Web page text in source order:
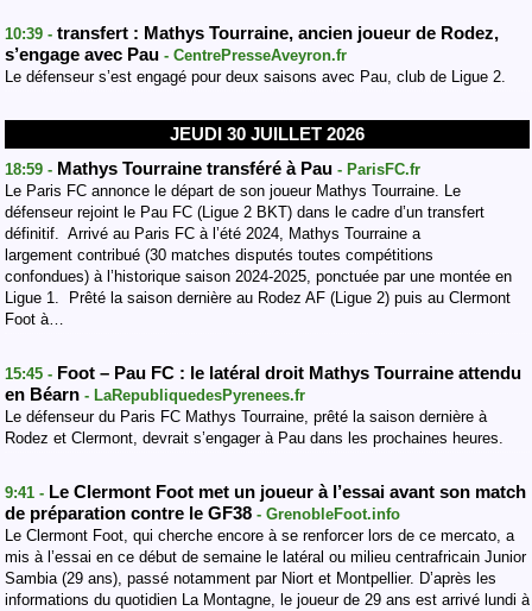
10:39 - transfert : Mathys Tourraine, ancien joueur de Rodez,
s’engage avec Pau - CentrePresseAveyron.fr
Le défenseur s’est engagé pour deux saisons avec Pau, club de Ligue 2.
JEUDI 30 JUILLET 2026
18:59 - Mathys Tourraine transféré à Pau - ParisFC.fr
Le Paris FC annonce le départ de son joueur Mathys Tourraine. Le
défenseur rejoint le Pau FC (Ligue 2 BKT) dans le cadre d’un transfert
définitif. Arrivé au Paris FC à l’été 2024, Mathys Tourraine a
largement contribué (30 matches disputés toutes compétitions
confondues) à l’historique saison 2024-2025, ponctuée par une montée en
Ligue 1. Prêté la saison dernière au Rodez AF (Ligue 2) puis au Clermont
Foot à…
15:45 - Foot – Pau FC : le latéral droit Mathys Tourraine attendu
en Béarn - LaRepubliquedesPyrenees.fr
Le défenseur du Paris FC Mathys Tourraine, prêté la saison dernière à
Rodez et Clermont, devrait s’engager à Pau dans les prochaines heures.
9:41 - Le Clermont Foot met un joueur à l’essai avant son match
de préparation contre le GF38 - GrenobleFoot.info
Le Clermont Foot, qui cherche encore à se renforcer lors de ce mercato, a
mis à l’essai en ce début de semaine le latéral ou milieu centrafricain Junior
Sambia (29 ans), passé notamment par Niort et Montpellier. D’après les
informations du quotidien La Montagne, le joueur de 29 ans est arrivé lundi à